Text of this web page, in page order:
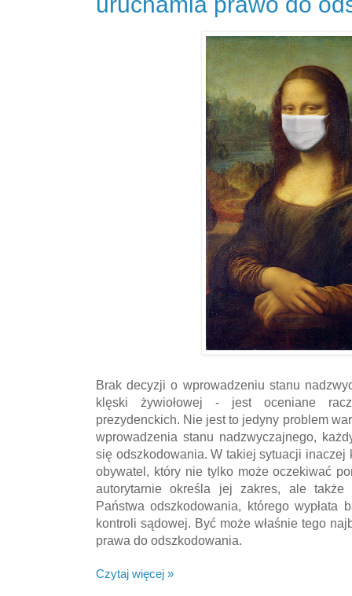
Brak decyzji o wprowadzeniu stanu
klęski żywiołowej - jest oceniane
prezydenckich. Nie jest to jedyny problem
wprowadzenia stanu nadzwyczajnego,
się odszkodowania. W takiej sytuacji inaczej
obywatel, który nie tylko może oczekiwać
autorytarnie określa jej zakres, ale
Państwa odszkodowania, którego wypłata
kontroli sądowej. Być może właśnie tego
prawa do odszkodowania.
Czytaj więcej »